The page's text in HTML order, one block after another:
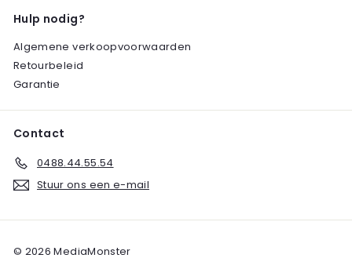
Hulp nodig?
Algemene verkoopvoorwaarden
Retourbeleid
Garantie
Contact
0488.44.55.54
Stuur ons een e-mail
© 2026 MediaMonster